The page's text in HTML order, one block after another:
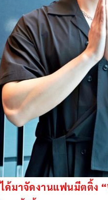
ด้มาจัดงานแฟนมีตติ้ง